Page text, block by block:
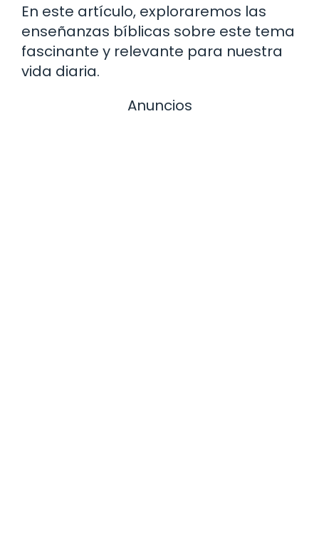
En este artículo, exploraremos las
enseñanzas bíblicas sobre este tema
fascinante y relevante para nuestra
vida diaria.
Anuncios